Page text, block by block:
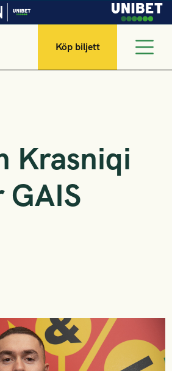
Köp biljett
Krasniqi